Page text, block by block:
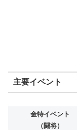
主要イベント
金特イベント
（闘将）